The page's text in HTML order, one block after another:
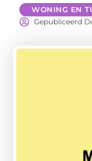
WONING EN
Gepubliceerd